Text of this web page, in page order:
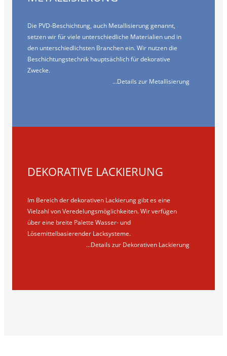
Die PVD-Beschichtung, auch Metallisierung genannt,
setzen wir für viele unterschiedliche Materialien und in
den unterschiedlichsten Branchen ein. Wir nutzen die
Beschichtungstechnik hauptsächlich für dekorative
Zwecke.
...Details zur Metallisierung
DEKORATIVE LACKIERUNG
Im Bereich der dekorativen Lackierung gibt es eine
Vielzahl von Veredelungsmöglichkeiten. Wir verfügen
über eine breite Palette Wasser- und
Lösemittelbasierender Lacksysteme.
...Details zur Dekorativen Lackierung